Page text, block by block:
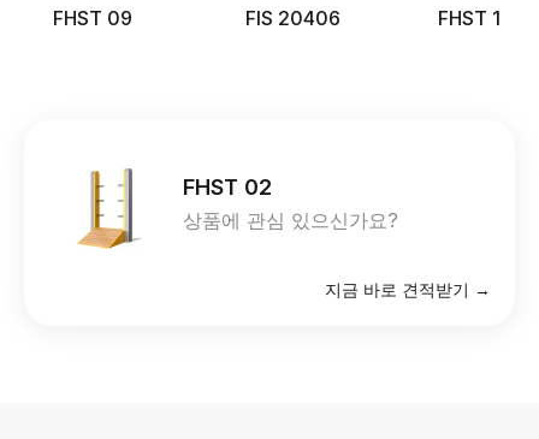
FHST 09 FIS 20406 FHST 12
FHST 02
상품에 관심 있으신가요?
지금 바로 견적받기 →